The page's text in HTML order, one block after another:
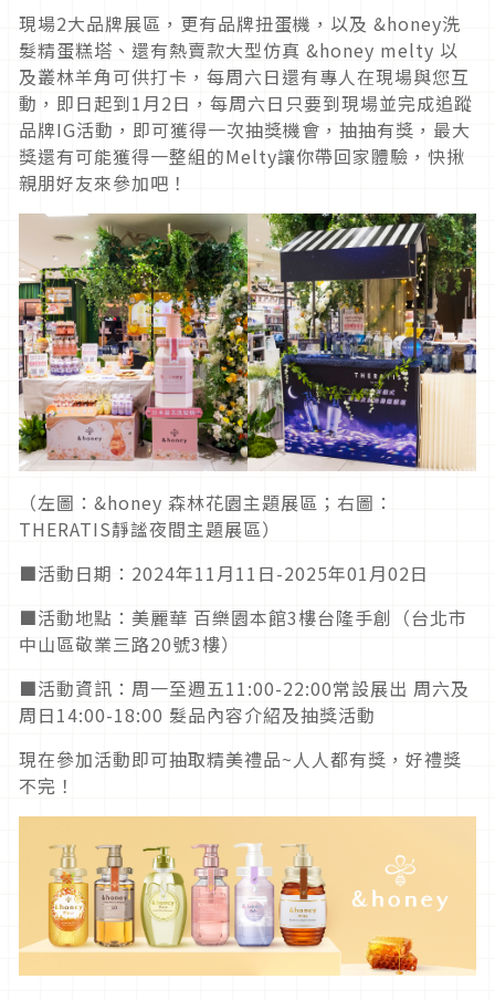
現場2大品牌展區，更有品牌扭蛋機，以及 &honey洗
髮精蛋糕塔、還有熱賣款大型仿真 &honey melty 以
及叢林羊角可供打卡，每周六日還有專人在現場與您互
動，即日起到1月2日，每周六日只要到現場並完成追蹤
品牌IG活動，即可獲得一次抽獎機會，抽抽有獎，最大
獎還有可能獲得一整組的Melty讓你帶回家體驗，快揪
親朋好友來參加吧！
（左圖：&honey 森林花園主題展區；右圖：
THERATIS靜謐夜間主題展區）
■活動日期：2024年11月11日-2025年01月02日
■活動地點：美麗華 百樂園本館3樓台隆手創（台北市
中山區敬業三路20號3樓）
■活動資訊：周一至週五11:00-22:00常設展出 周六及
周日14:00-18:00 髮品內容介紹及抽獎活動
現在參加活動即可抽取精美禮品~人人都有獎，好禮獎
不完！